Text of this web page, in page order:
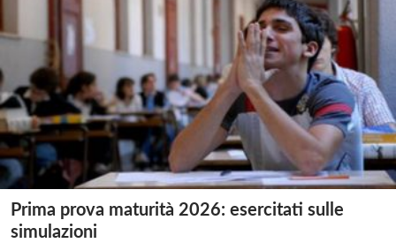
Prima prova maturità 2026: esercitati sulle
simulazioni